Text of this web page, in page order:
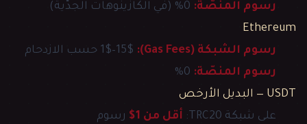
رسوم المنصّة:
Ethereum
رسوم الشبكة (Gas Fees):
رسوم المنصّة:
USDT — البديل الأرخص
على شبكة TRC20:
أقل من 1$
رسوم